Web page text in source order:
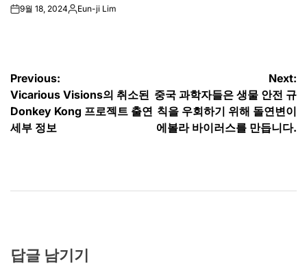
on9월 18, 2024Posted
Eun-ji Lim
글
탐
색
Previous:
Vicarious Visions의 취소된
Donkey Kong 프로젝트 출연
세부 정보
Next:
중국 과학자들은 생물 안전 규
칙을 우회하기 위해 돌연변이
에볼라 바이러스를 만듭니다.
답글 남기기